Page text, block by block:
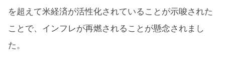
を超えて米経済が活性化されていることが示唆された
ことで、インフレが再燃されることが懸念されまし
た。